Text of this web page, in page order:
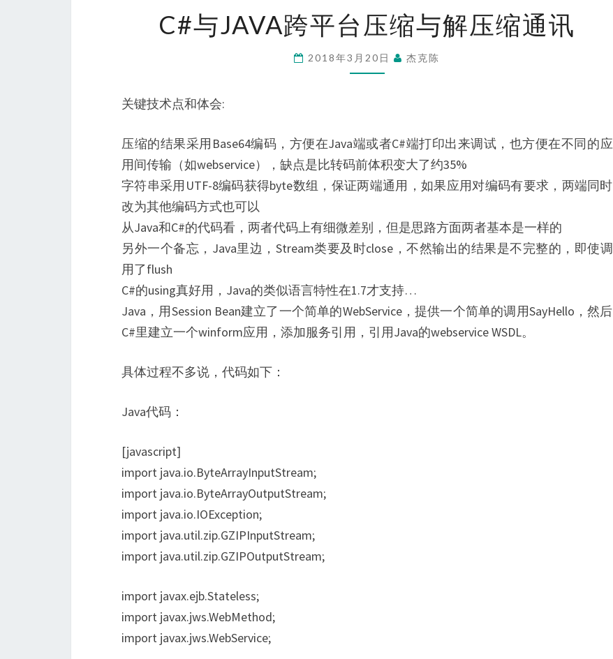
与
缩
与
解
缩
通
C#与JAVA跨平台压缩与解压缩通讯
2018年3月20日 杰克陈
关键技术点和体会:
压缩的结果采用Base64编码，方便在Java端或者C#端打印出来调试，也方便在不同的应
用间传输（如webservice），缺点是比转码前体积变大了约35%
字符串采用UTF-8编码获得byte数组，保证两端通用，如果应用对编码有要求，两端同时
改为其他编码方式也可以
从Java和C#的代码看，两者代码上有细微差别，但是思路方面两者基本是一样的
另外一个备忘，Java里边，Stream类要及时close，不然输出的结果是不完整的，即使调
用了flush
C#的using真好用，Java的类似语言特性在1.7才支持…
Java，用Session Bean建立了一个简单的WebService，提供一个简单的调用SayHello，然后
C#里建立一个winform应用，添加服务引用，引用Java的webservice WSDL。
具体过程不多说，代码如下：
Java代码：
[javascript]
import java.io.ByteArrayInputStream;
import java.io.ByteArrayOutputStream;
import java.io.IOException;
import java.util.zip.GZIPInputStream;
import java.util.zip.GZIPOutputStream;
import javax.ejb.Stateless;
import javax.jws.WebMethod;
import javax.jws.WebService;